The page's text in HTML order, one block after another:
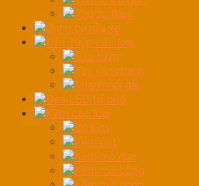
Thước thuỷ
Dụng cụ rửa xe
Đầu Tuýp các loại
Đầu tuýp
Tay vặn nhanh
Thanh nối dài
Đèn LED tổ ong
Kềm các loại
Bộ kìm
Kềm cắt
Kềm mỏ quạ
Kềm mũi bằng